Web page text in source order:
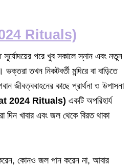
Rituals)
সূর্যোদয়ের পরে খুব সকালে স্নান এবং নতুন
তখন নিকটবর্তী মন্দিরে বা বাড়িতে
জীবত্ববাহনের কাছে প্রার্থনা ও উপাসনা
2024 Rituals) একটি অপরিহার্য
দিন খাবার এবং জল থেকে বিরত থাকা
করেন, কোনও জল পান করেন না, আবার